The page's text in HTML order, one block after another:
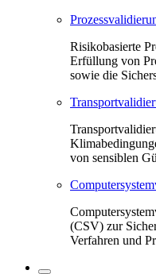
Risikobasierte
Erfüllung von
sowie die
von sensiblen
(CSV) zur
Verfahren und